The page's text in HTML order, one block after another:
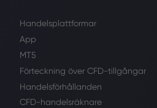
Handelsplattformar
App
MT5
Förteckning över CFD-tillgångar
Handelsförhållanden
CFD-handelsräknare